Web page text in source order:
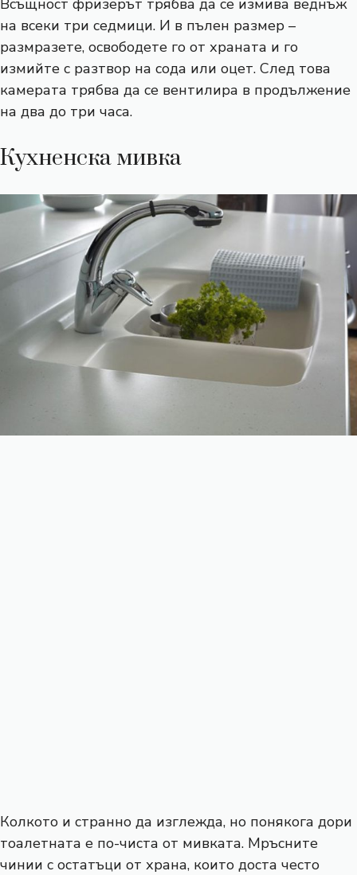
на всеки три седмици. И в пълен размер –
размразете, освободете го от храната и го
измийте с разтвор на сода или оцет. След това
камерата трябва да се вентилира в продължение
на два до три часа.
Кухненска мивка
Колкото и странно да изглежда, но понякога дори
тоалетната е по-чиста от мивката. Мръсните
чинии с остатъци от храна, които доста често